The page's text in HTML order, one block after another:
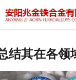
结其在各领